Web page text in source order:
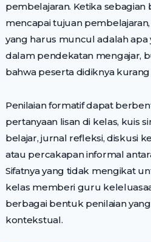
pembelajaran. Ketika
mencapai tujuan
yang harus muncul adalah
dalam pendekatan mengajar,
bahwa peserta didiknya
Penilaian formatif dapat
pertanyaan lisan di kelas, kuis
belajar, jurnal refleksi, diskusi
atau percakapan informal
Sifatnya yang tidak mengikat
kelas memberi guru
berbagai bentuk penilaian
kontekstual.